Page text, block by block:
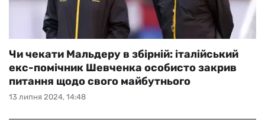
13 липня 2024, 14:48
Чи чекати Мальдеру в збірній: італійський
екс-помічник Шевченка особисто закрив
питання щодо свого майбутнього